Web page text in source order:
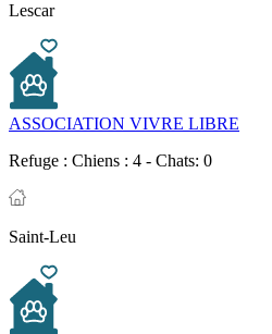
Lescar
ASSOCIATION VIVRE LIBRE
Refuge : Chiens : 4 - Chats: 0
Saint-Leu